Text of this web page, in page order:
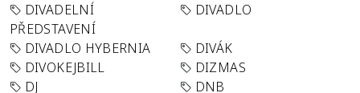
DIVADELNÍ
PŘEDSTAVENÍ
DIVADLO
DIVADLO HYBERNIA
DIVÁK
DIVOKEJBILL
DIZMAS
DJ
DNB